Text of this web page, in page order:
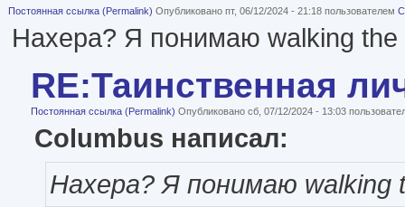
Постоянная ссылка (Permalink) Опубликовано пт, 06/12/2024 - 21:18 пользователем
Нахера? Я понимаю walking
RE:Таинственная
Постоянная ссылка (Permalink) Опубликовано сб, 07/12/2024 - 13:03
Columbus написал:
Нахера? Я понимаю walking